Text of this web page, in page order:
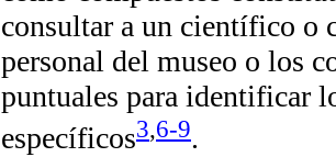
consultar a un científico o
personal del museo o los
puntuales para identificar
específicos3,6-9.